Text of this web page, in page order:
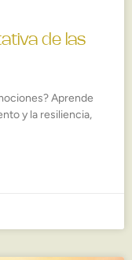
de las
Aprende
y la resiliencia,